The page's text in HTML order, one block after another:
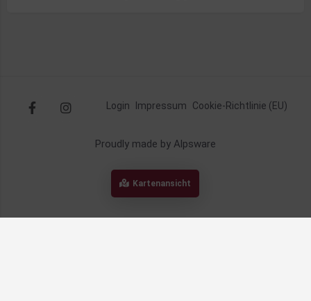
Login Impressum Cookie-Richtlinie (EU)
Proudly made by Alpsware
Kartenansicht